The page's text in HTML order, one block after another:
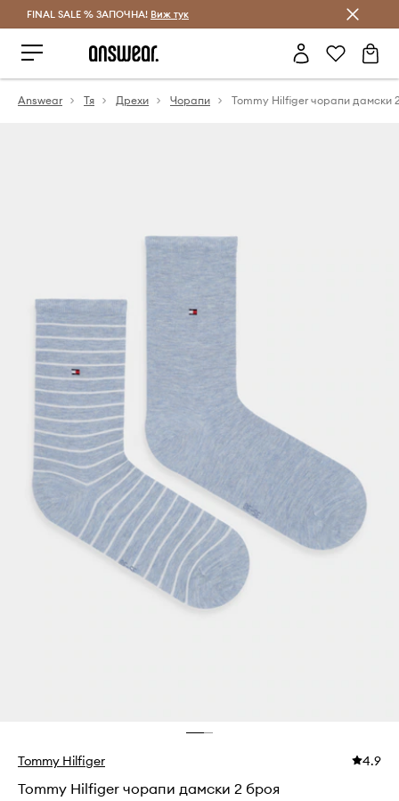
Спестявай с Answear Club
FINAL SALE % ЗАПОЧНА! Виж тук
Answear Тя Дрехи Чорапи
Tommy Hilfiger 4.9
Tommy Hilfiger чорапи дамски 2 броя